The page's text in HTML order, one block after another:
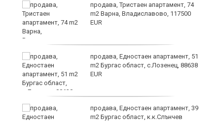
продава, Тристаен апартамент, 74
m2 Варна, Владиславово, 117500
EUR
продава, Едностаен апартамент, 51
m2 Бургас област, с.Лозенец, 88638
EUR
продава, Едностаен апартамент, 39
m2 Бургас област, к.к.Слънчев